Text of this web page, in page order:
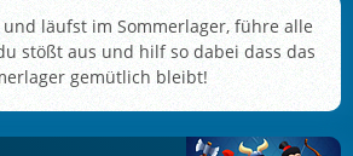
und läufst im Sommerlager, führe alle
stößt aus und hilf so dabei dass das
gemütlich bleibt!